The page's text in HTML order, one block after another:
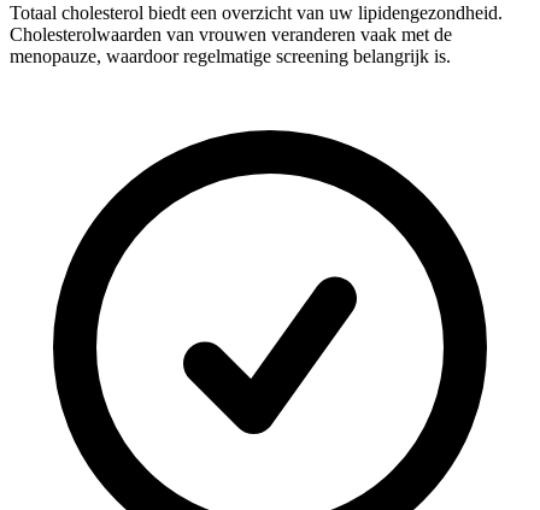
Totaal cholesterol biedt een overzicht van uw lipidengezondheid.
Cholesterolwaarden van vrouwen veranderen vaak met de
menopauze, waardoor regelmatige screening belangrijk is.